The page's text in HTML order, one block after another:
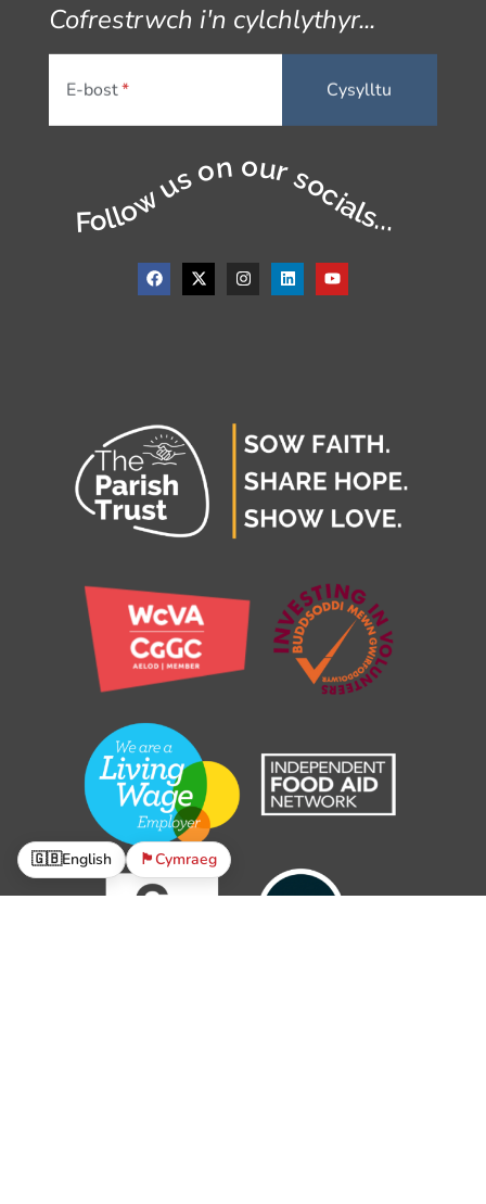
Cofrestrwch i'n cylchlythyr...
E-bost
Follow us on our socials...
🇬🇧English 🏴󠁧󠁢󠁷󠁬󠁳󠁿Cymraeg